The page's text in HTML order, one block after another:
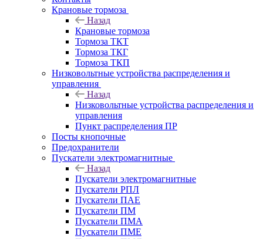
Крановые тормоза
Назад
Крановые тормоза
Тормоза ТКТ
Тормоза ТКГ
Тормоза ТКП
Низковольтные устройства распределения и
управления
Назад
Низковольтные устройства распределения и
управления
Пункт распределения ПР
Посты кнопочные
Предохранители
Пускатели электромагнитные
Назад
Пускатели электромагнитные
Пускатели РПЛ
Пускатели ПАЕ
Пускатели ПМ
Пускатели ПМА
Пускатели ПМЕ